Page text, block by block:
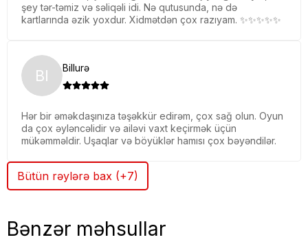
şey tər-təmiz və səliqəli idi. Nə qutusunda, nə də
kartlarında əzik yoxdur. Xidmətdən çox razıyam. ✨✨✨✨✨
BI Billurə
Hər bir əməkdaşınıza təşəkkür edirəm, çox sağ olun. Oyun
da çox əyləncəlidir və ailəvi vaxt keçirmək üçün
mükəmməldir. Uşaqlar və böyüklər hamısı çox bəyəndilər.
Bütün rəylərə bax (+7)
Bənzər məhsullar